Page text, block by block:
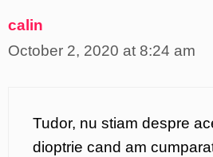
calin
October 2, 2020 at 8:24 am
Tudor, nu stiam despre
dioptrie cand am